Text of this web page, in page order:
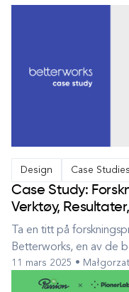
Design Case Studies
Case Study:
Verktøy,
Ta en titt på
Betterworks, en av de
der ute. I tillegg får du
det første steget i
11 mars 2025 •